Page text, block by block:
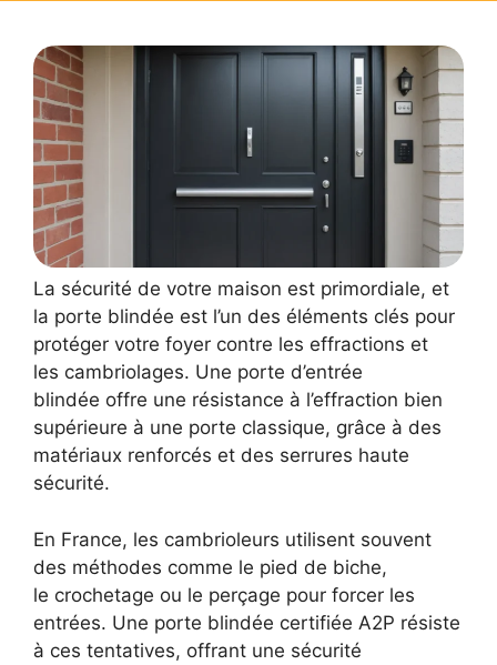
La sécurité de votre maison est primordiale, et
la porte blindée est l’un des éléments clés pour
protéger votre foyer contre les effractions et
les cambriolages. Une porte d’entrée
blindée offre une résistance à l’effraction bien
supérieure à une porte classique, grâce à des
matériaux renforcés et des serrures haute
sécurité.
En France, les cambrioleurs utilisent souvent
des méthodes comme le pied de biche,
le crochetage ou le perçage pour forcer les
entrées. Une porte blindée certifiée A2P résiste
à ces tentatives, offrant une sécurité